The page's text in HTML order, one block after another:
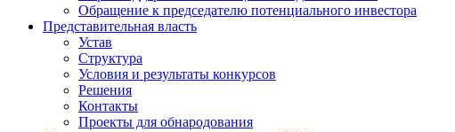
Обращение к председателю потенциального инвестора
Представительная власть
Устав
Структура
Условия и результаты конкурсов
Решения
Контакты
Проекты для обнародования